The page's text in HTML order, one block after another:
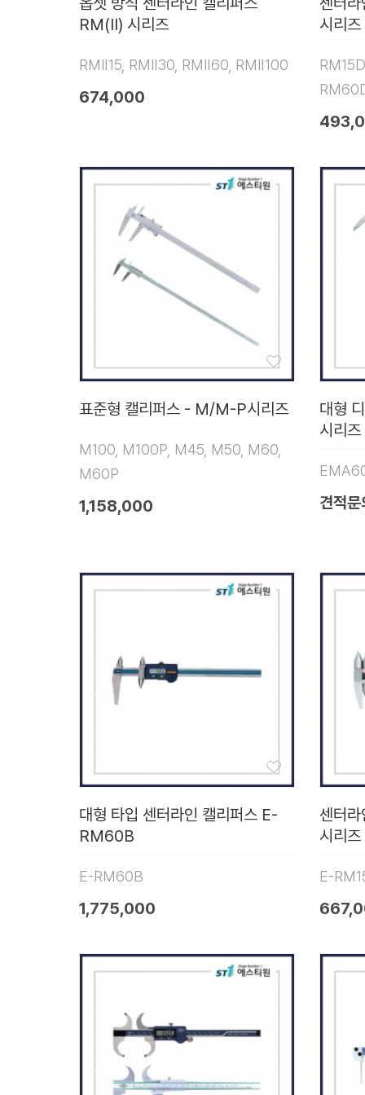
RM(Ⅱ) 시리즈
RMⅡ15, RMⅡ30, RMⅡ60, RMⅡ100
674,000
시리즈
표준형 캘리퍼스 - M/M-P시리즈
M100, M100P, M45, M50, M60,
M60P
1,158,000
대형
시리즈
견적문
대형 타입 센터라인 캘리퍼스 E-
RM60B
E-RM60B
1,775,000
센터
시리즈
E-